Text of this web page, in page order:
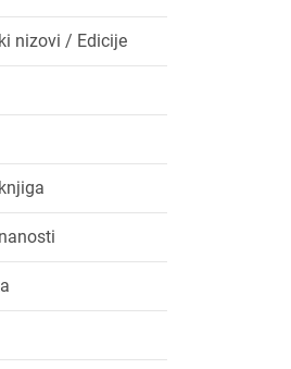
nizovi / Edicije